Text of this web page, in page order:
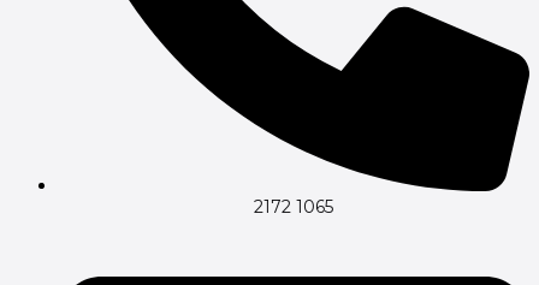
2172 1065